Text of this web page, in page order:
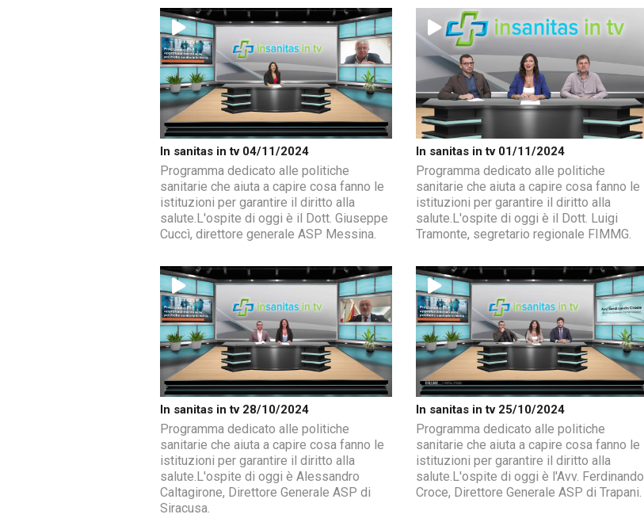
In sanitas in tv 04/11/2024
Programma dedicato alle politiche
sanitarie che aiuta a capire cosa fanno le
istituzioni per garantire il diritto alla
salute.L'ospite di oggi è il Dott. Giuseppe
Cuccì, direttore generale ASP Messina.
In sanitas in tv 01/11/2024
Programma dedicato alle politiche
sanitarie che aiuta a capire cosa fanno le
istituzioni per garantire il diritto alla
salute.L'ospite di oggi è il Dott. Luigi
Tramonte, segretario regionale FIMMG.
In sanitas in tv 28/10/2024
Programma dedicato alle politiche
sanitarie che aiuta a capire cosa fanno le
istituzioni per garantire il diritto alla
salute.L'ospite di oggi è Alessandro
Caltagirone, Direttore Generale ASP di
Siracusa.
In sanitas in tv 25/10/2024
Programma dedicato alle politiche
sanitarie che aiuta a capire cosa fanno le
istituzioni per garantire il diritto alla
salute.L'ospite di oggi è l'Avv. Ferdinando
Croce, Direttore Generale ASP di Trapani.